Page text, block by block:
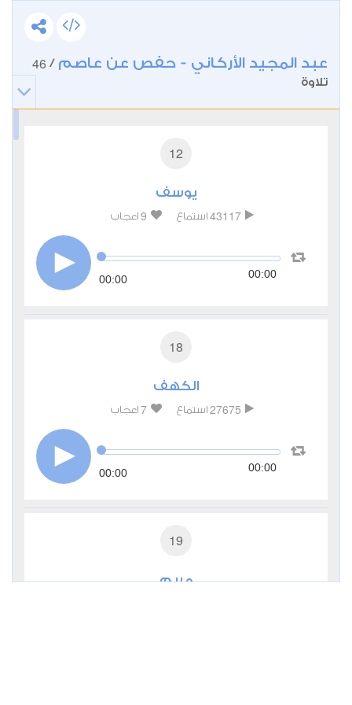
عبد المجيد الأركاني - حفص عن عاصم /
46
تلاوة
12
يوسف
43117 استماع 9 اعجاب
00:00 00:00
18
الكهف
27675 استماع 7 اعجاب
00:00 00:00
19
مريم